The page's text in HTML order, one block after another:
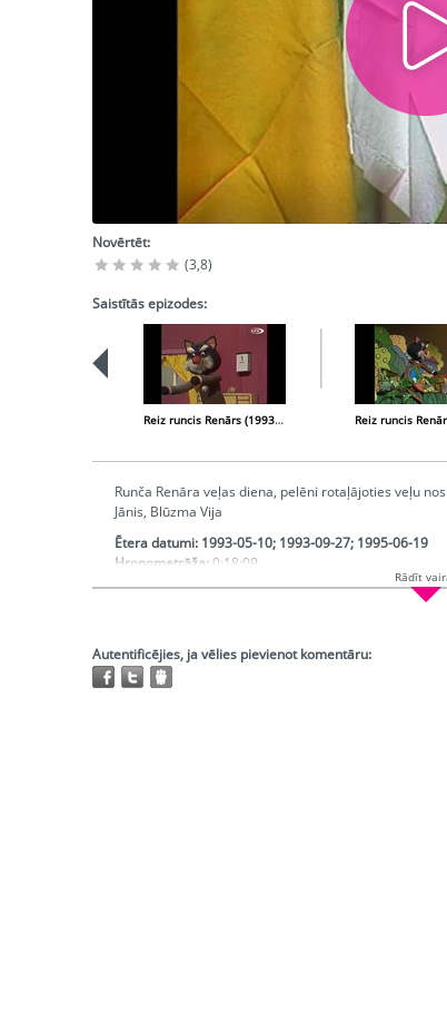
Novērtēt:
(3,8)
Saistītās epizodes:
Reiz runcis Renārs (1993-04-12)
Runča Renāra veļas diena, pelēni rotaļājoties veļu
Jānis, Blūzma Vija
Ētera datumi: 1993-05-10; 1993-09-27; 1995-06-19
Hronometrāža: 0:18:09
Režisors:Folkmane Benita
Rādīt
Autentificējies, ja vēlies pievienot komentāru: